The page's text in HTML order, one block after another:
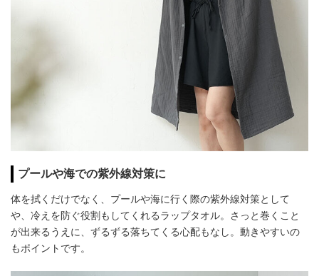
プールや海での紫外線対策に
体を拭くだけでなく、プールや海に行く際の紫外線対策として
や、冷えを防ぐ役割もしてくれるラップタオル。さっと巻くこと
が出来るうえに、ずるずる落ちてくる心配もなし。動きやすいの
もポイントです。